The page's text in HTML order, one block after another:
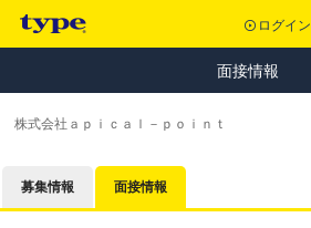
ログイン
面接情報
株式会社ａｐｉｃａｌ－ｐｏｉｎｔ
募集情報 面接情報